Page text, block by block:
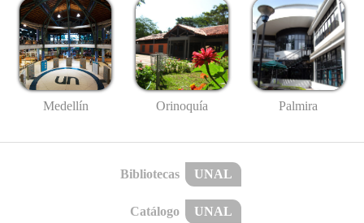
Medellín Orinoquía Palmira
Bibliotecas UNAL
Catálogo UNAL